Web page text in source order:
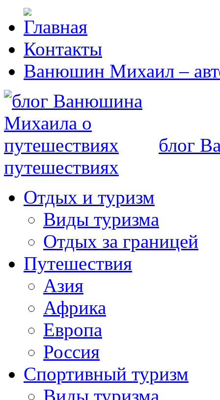
Контакты
Ванюшин Михаил –
блог
путешествиях
Отдых и туризм
Виды туризма
Отдых за границей
Путешествия
Азия
Африка
Европа
Россия
Спортивный туризм